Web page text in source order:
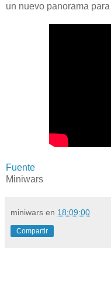
un nuevo panorama para
Fuente
Miniwars
miniwars en 18:09:00
Compartir